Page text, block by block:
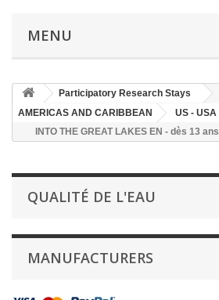
MENU
Participatory Research Stays
AMERICAS AND CARIBBEAN
US - USA
INTO THE GREAT LAKES EN - dès 13 ans
QUALITÉ DE L'EAU
MANUFACTURERS